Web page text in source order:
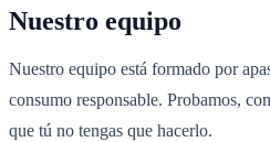
Nuestro equipo
Nuestro equipo está formado por
consumo responsable. Probamos,
que tú no tengas que hacerlo.